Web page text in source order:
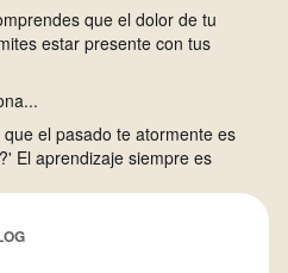
que el dolor de tu
estar presente con tus
el pasado te atormente es
El aprendizaje siempre es